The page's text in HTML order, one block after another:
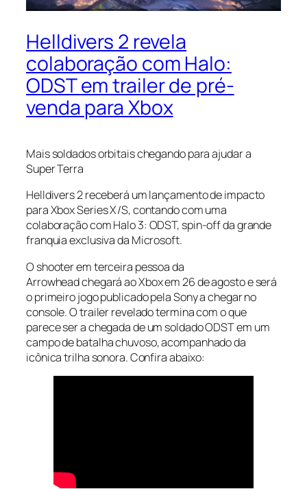
Helldivers 2 revela
colaboração com Halo:
ODST em trailer de pré-
venda para Xbox
Mais soldados orbitais chegando para ajudar a
Super Terra
Helldivers 2 receberá um lançamento de impacto
para Xbox Series X/S, contando com uma
colaboração com Halo 3: ODST, spin-off da grande
franquia exclusiva da Microsoft.
O shooter em terceira pessoa da
Arrowhead chegará ao Xbox em 26 de agosto e será
o primeiro jogo publicado pela Sony a chegar no
console. O trailer revelado termina com o que
parece ser a chegada de um soldado ODST em um
campo de batalha chuvoso, acompanhado da
icônica trilha sonora. Confira abaixo: